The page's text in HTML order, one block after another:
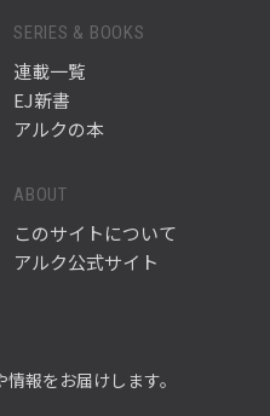
SERIES & BOOKS
連載一覧
EJ新書
アルクの本
ABOUT
このサイトについて
アルク公式サイト
報をお届けします。